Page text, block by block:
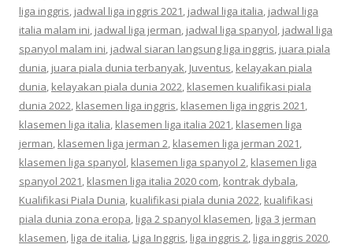
liga inggris, jadwal liga inggris 2021, jadwal liga italia, jadwal liga
italia malam ini, jadwal liga jerman, jadwal liga spanyol, jadwal liga
spanyol malam ini, jadwal siaran langsung liga inggris, juara piala
dunia, juara piala dunia terbanyak, Juventus, kelayakan piala
dunia, kelayakan piala dunia 2022, klasemen kualifikasi piala
dunia 2022, klasemen liga inggris, klasemen liga inggris 2021,
klasemen liga italia, klasemen liga italia 2021, klasemen liga
jerman, klasemen liga jerman 2, klasemen liga jerman 2021,
klasemen liga spanyol, klasemen liga spanyol 2, klasemen liga
spanyol 2021, klasmen liga italia 2020 com, kontrak dybala,
Kualifikasi Piala Dunia, kualifikasi piala dunia 2022, kualifikasi
piala dunia zona eropa, liga 2 spanyol klasemen, liga 3 jerman
klasemen, liga de italia, Liga Inggris, liga inggris 2, liga inggris 2020,